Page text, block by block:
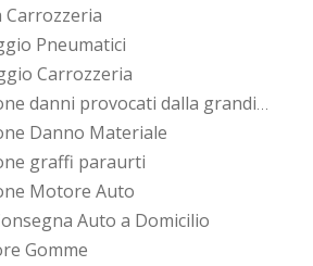
Carrozzeria
Pneumatici
Carrozzeria
Riparazione danni provocati dalla grandine
Danno Materiale
graffi paraurti
Motore Auto
Auto a Domicilio
Gomme